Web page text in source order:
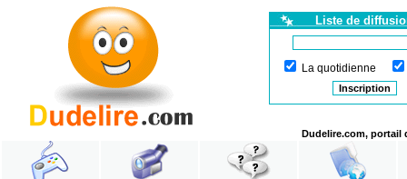
Liste de
La quotidienne
Dudelire.com, portail